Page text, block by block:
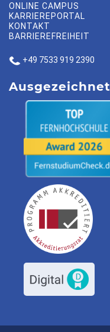
ONLINE CAMPUS
KARRIEREPORTAL
KONTAKT
BARRIEREFREIHEIT
+49 7533 919 2390
Ausgezeichnet